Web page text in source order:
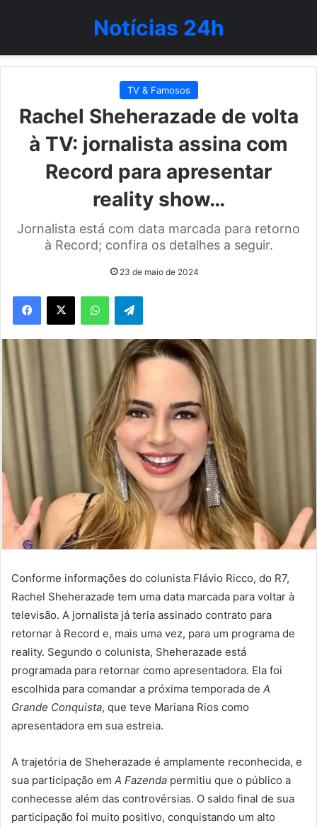
Notícias 24h
TV & Famosos
Rachel Sheherazade de volta
à TV: jornalista assina com
Record para apresentar
reality show…
Jornalista está com data marcada para retorno
à Record; confira os detalhes a seguir.
23 de maio de 2024
WhatsAppTelegram
Conforme informações do colunista Flávio Ricco, do R7,
Rachel Sheherazade tem uma data marcada para voltar à
televisão. A jornalista já teria assinado contrato para
retornar à Record e, mais uma vez, para um programa de
reality. Segundo o colunista, Sheherazade está
programada para retornar como apresentadora. Ela foi
escolhida para comandar a próxima temporada de A
Grande Conquista, que teve Mariana Rios como
apresentadora em sua estreia.
A trajetória de Sheherazade é amplamente reconhecida, e
sua participação em A Fazenda permitiu que o público a
conhecesse além das controvérsias. O saldo final de sua
participação foi muito positivo, conquistando um alto